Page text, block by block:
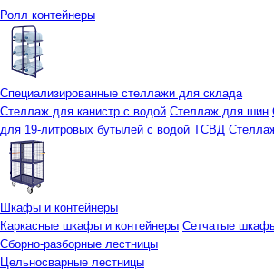
Ролл контейнеры
Специализированные стеллажи для склада
Стеллаж для канистр с водой Стеллаж для шин
для 19-литровых бутылей с водой ТСВД
Шкафы и контейнеры
Каркасные шкафы и контейнеры Сетчатые
Сборно-разборные лестницы
Цельносварные лестницы